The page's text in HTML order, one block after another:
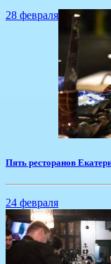
28 февраля
Пять ресторанов
24 февраля